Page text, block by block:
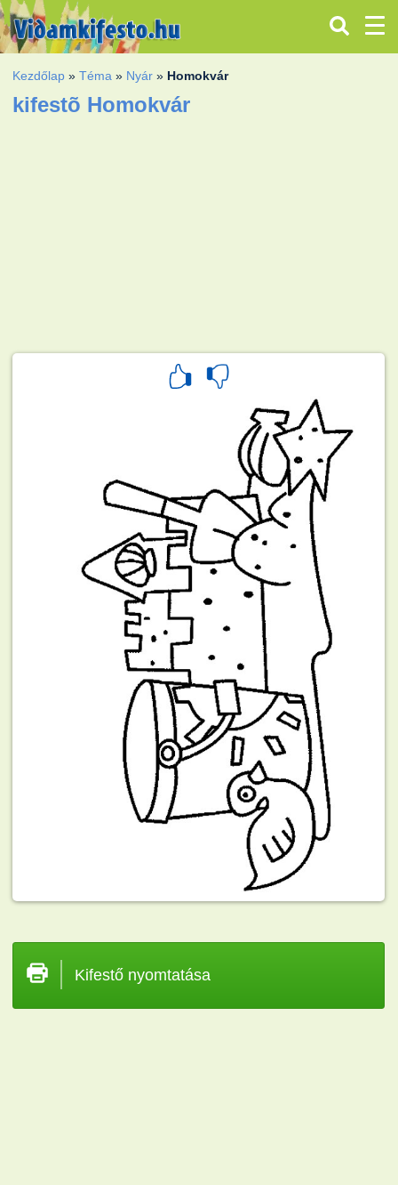
Kezdőlap »Téma » Nyár » Homokvár
kifestõ Homokvár
Kifestő nyomtatása